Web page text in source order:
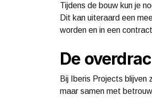
Tijdens de bouw kun je
Dit kan uiteraard een
worden en in een
De
Bij Iberis Projects
maar samen met